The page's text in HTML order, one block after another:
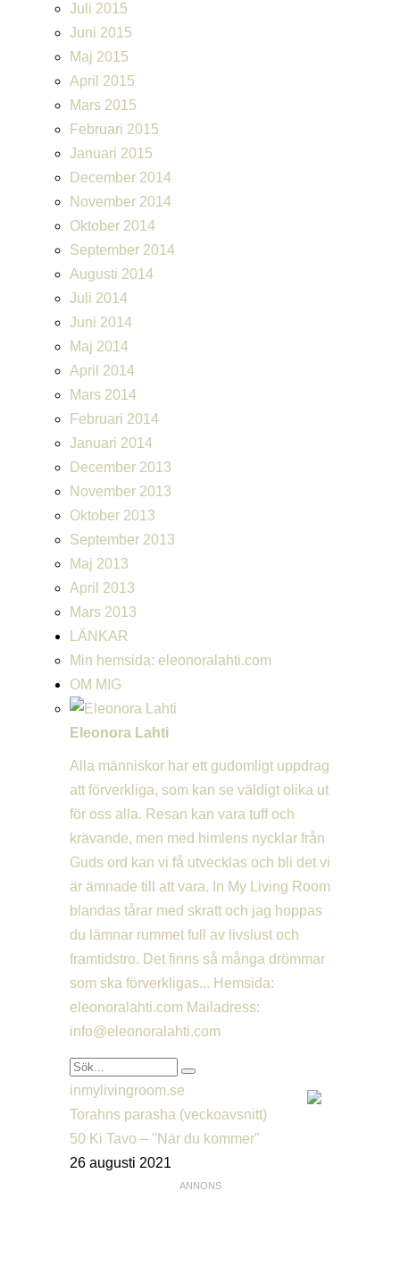
Juli 2015
Juni 2015
Maj 2015
April 2015
Mars 2015
Februari 2015
Januari 2015
December 2014
November 2014
Oktober 2014
September 2014
Augusti 2014
Juli 2014
Juni 2014
Maj 2014
April 2014
Mars 2014
Februari 2014
Januari 2014
December 2013
November 2013
Oktober 2013
September 2013
Maj 2013
April 2013
Mars 2013
LÄNKAR
Min hemsida: eleonoralahti.com
OM MIG
Eleonora Lahti
Alla människor har ett gudomligt uppdrag
att förverkliga, som kan se väldigt olika ut
för oss alla. Resan kan vara tuff och
krävande, men med himlens nycklar från
Guds ord kan vi få utvecklas och bli det vi
är ämnade till att vara. In My Living Room
blandas tårar med skratt och jag hoppas
du lämnar rummet full av livslust och
framtidstro. Det finns så många drömmar
som ska förverkligas... Hemsida:
eleonoralahti.com Mailadress:
info@eleonoralahti.com
inmylivingroom.se
Torahns parasha (veckoavsnitt)
50 Ki Tavo – "När du kommer"
26 augusti 2021